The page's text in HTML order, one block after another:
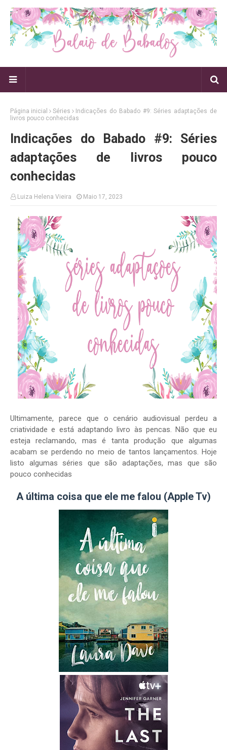
Página inicial Séries
Indicações do Babado #9: Séries adaptações de
livros pouco conhecidas
Indicações do Babado #9: Séries
adaptações de livros pouco
conhecidas
Luiza Helena Vieira Maio 17, 2023
Ultimamente, parece que o cenário audiovisual perdeu a
criatividade e está adaptando livro às pencas. Não que eu
esteja reclamando, mas é tanta produção que algumas
acabam se perdendo no meio de tantos lançamentos. Hoje
listo algumas séries que são adaptações, mas que são
pouco conhecidas
A última coisa que ele me falou (Apple Tv)